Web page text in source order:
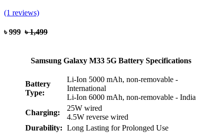
(1 reviews)
৳ 999 ৳ 1,499
Samsung Galaxy M33 5G Battery Specifications
Battery
Type:
Li-Ion 5000 mAh, non-removable -
International
Li-Ion 6000 mAh, non-removable - India
Charging:
25W wired
4.5W reverse wired
Durability: Long Lasting for Prolonged Use